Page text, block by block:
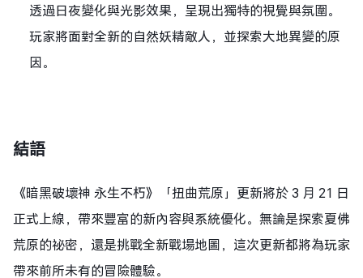
透過日夜變化與光影效果，呈現出獨特的視覺與氛圍。
玩家將面對全新的自然妖精敵人，並探索大地異變的原
因。
結語
《暗黑破壞神 永生不朽》「扭曲荒原」更新將於 3 月 21 日
正式上線，帶來豐富的新內容與系統優化。無論是探索夏佛
荒原的祕密，還是挑戰全新戰場地圖，這次更新都將為玩家
帶來前所未有的冒險體驗。